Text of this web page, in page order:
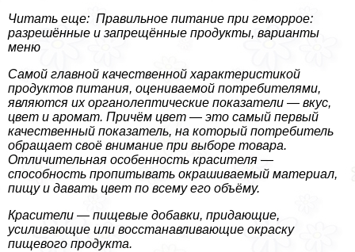
Читать еще: Правильное питание при геморрое:
разрешённые и запрещённые продукты, варианты
меню
Самой главной качественной хаpaктеристикой
продуктов питания, оцениваемой потребителями,
являются их органолептические показатели — вкус,
цвет и аромат. Причём цвет — это самый первый
качественный показатель, на который потребитель
обращает своё внимание при выборе товара.
Отличительная особенность красителя —
способность пропитывать окрашиваемый материал,
пищу и давать цвет по всему его объёму.
Красители — пищевые добавки, придающие,
усиливающие или восстанавливающие окраску
пищевого продукта.